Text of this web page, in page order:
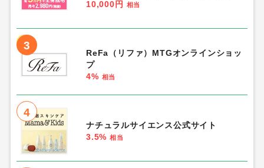
10,000円
相当
3
ReFa（リファ）MTGオンラインショッ
プ
4% 相当
4
ナチュラルサイエンス公式サイト
3.5% 相当